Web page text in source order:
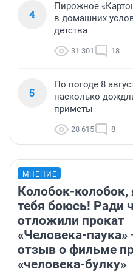
4
Пирожное
в домашних
детства
31 301 18
5
По погоде 8
насколько
приметы
28 615 8
МНЕНИЕ
Колобок-колобок,
тебя боюсь! Ради
отложили прокат
«Человека-паука»
отзыв о фильме
«человека-булку»